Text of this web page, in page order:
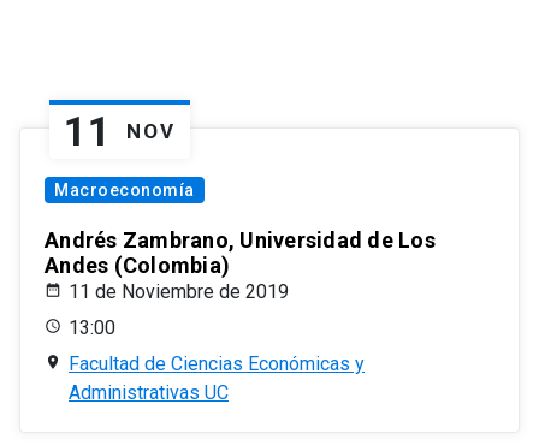
11 NOV
Macroeconomía
Andrés Zambrano, Universidad de Los
Andes (Colombia)
11 de Noviembre de 2019
13:00
Facultad de Ciencias Económicas y
Administrativas UC